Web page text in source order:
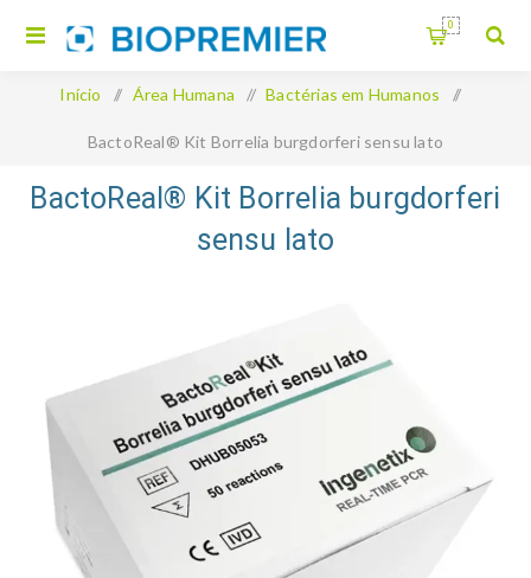
0
Início / Área Humana / Bactérias em Humanos /
BactoReal® Kit Borrelia burgdorferi sensu lato
BactoReal® Kit Borrelia burgdorferi
sensu lato